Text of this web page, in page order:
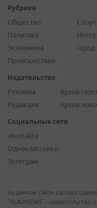
Рубрики
Общество
Политика
Экономика
Происшествия
Спорт
Город
Издательство
Реклама
Редакция
Архив
Архив
Социальные сети
vkontakte
Одноклассники
Телеграм
На данном сайте
"VLADNEWS" -